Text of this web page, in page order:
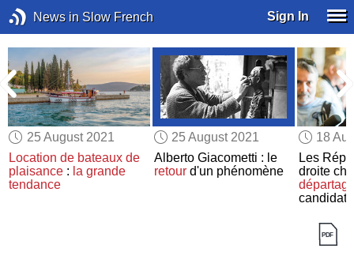
News in Slow French Sign In
25 August 2021
Location de bateaux de
plaisance : la grande
tendance
25 August 2021
Alberto Giacometti : le
retourd'un phénomène
18
Les
droite
candidats